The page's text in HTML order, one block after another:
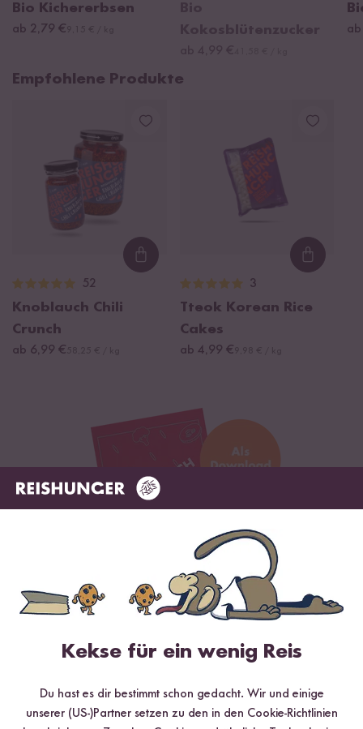
Bio Kichererbsen
ab 2,79 €
Empfohlene Produkte
Loading...
52
Knoblauch Chili
Crunch
ab 6,99 €
3
Tteok Korean Rice
Cakes
ab 4,99 €
Digitales Rezeptbuch per E-Mail
✔️ 25 leckere Rezepte aus unseren bunten Kochwelten
✔️ Inklusive Tipps & Tricks für die Zubereitung
Kekse für ein wenig Reis
Du hast es dir bestimmt schon gedacht. Wir und einige
unserer (US-)Partner setzen zu den in den Cookie-Richtlinien